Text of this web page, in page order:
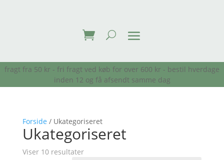
fragt fra 50 kr - fri fragt ved køb for over 600 kr - bestil hverdage
inden 12 og få afsendt samme dag
Forside / Ukategoriseret
Ukategoriseret
Viser 10 resultater